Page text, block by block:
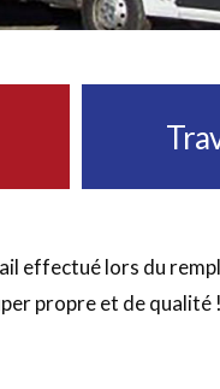
effectué lors du
propre et de